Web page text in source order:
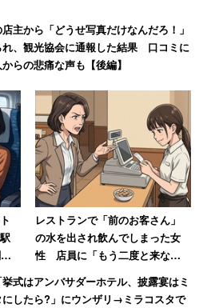
主から「どうせ写真だけなんだろ！」
れ、観光協会に通報した結果 口コミに
らの悲痛な声も【後編】
レストランで「前のお客さん」
の水を出され飲んでしまった女
性 店員に「もう二度と来な
い」と言い放つ→「今はその店
はありません（笑）」
式はアンバサダーホテル、披露宴はミ
にしたら?」にウンザリ→ミラコスタで